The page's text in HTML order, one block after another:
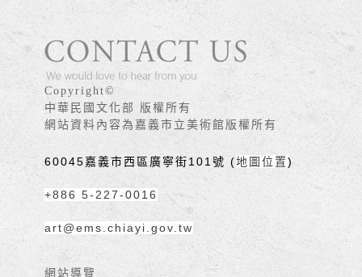
版權宣告
Copyright©
中華民國文化部 版權所有
網站資料內容為嘉義市立美術館版權所有
60045嘉義市西區廣寧街101號 (地圖位置)
+886 5-227-0016
art@ems.chiayi.gov.tw
網站導覽